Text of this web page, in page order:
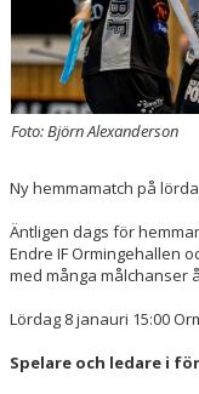
NACKA X
KLUBBSHOPEN
INNEBANDY PLAY
DOMARE & MATCHLEDARE
Foto: Björn Alexanderson
Ny hemmamatch på
Äntligen dags för
Endre IF Ormingehallen
med många målchanser
Lördag 8 janauri 15:00
Spelare och ledare i